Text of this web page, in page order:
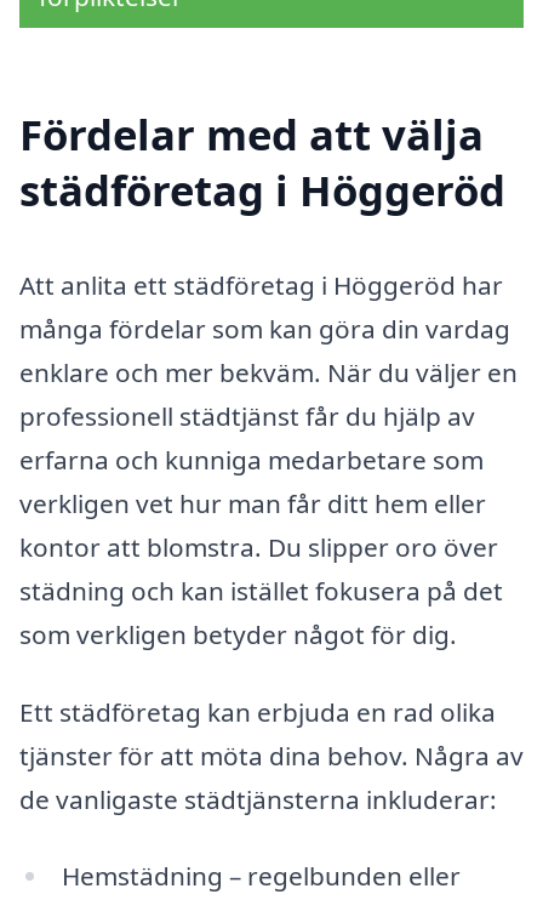
Fördelar med att välja
städföretag i Höggeröd
Att anlita ett städföretag i Höggeröd har
många fördelar som kan göra din vardag
enklare och mer bekväm. När du väljer en
professionell städtjänst får du hjälp av
erfarna och kunniga medarbetare som
verkligen vet hur man får ditt hem eller
kontor att blomstra. Du slipper oro över
städning och kan istället fokusera på det
som verkligen betyder något för dig.
Ett städföretag kan erbjuda en rad olika
tjänster för att möta dina behov. Några av
de vanligaste städtjänsterna inkluderar:
Hemstädning – regelbunden eller